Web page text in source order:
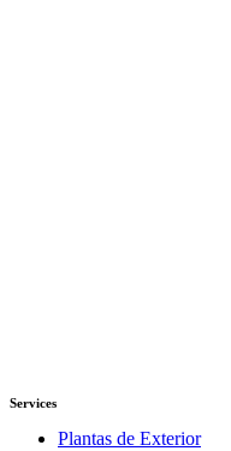
Services
Plantas de Exterior